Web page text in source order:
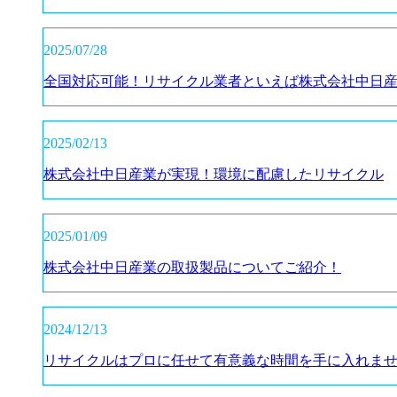
2025/07/28
全国対応可能！リサイクル業者といえば株式会社中日産
2025/02/13
株式会社中日産業が実現！環境に配慮したリサイクル
2025/01/09
株式会社中日産業の取扱製品についてご紹介！
2024/12/13
リサイクルはプロに任せて有意義な時間を手に入れま